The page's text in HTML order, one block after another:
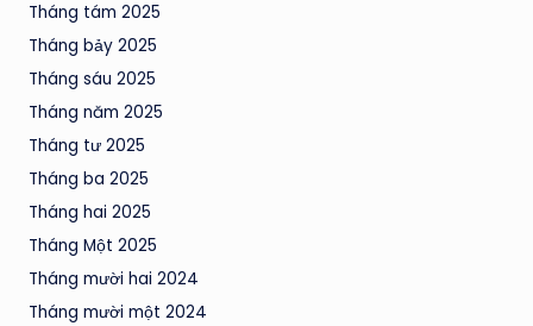
Tháng tám 2025
Tháng bảy 2025
Tháng sáu 2025
Tháng năm 2025
Tháng tư 2025
Tháng ba 2025
Tháng hai 2025
Tháng Một 2025
Tháng mười hai 2024
Tháng mười một 2024